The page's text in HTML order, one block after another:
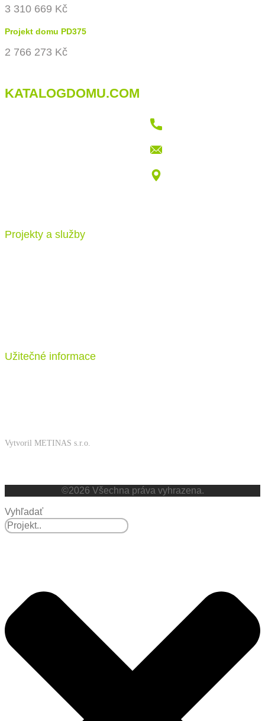
3 310 669 Kč
Projekt domu PD375
2 766 273 Kč
KATALOGDOMU.COM
Projekty a služby
Užitečné informace
Vytvoril METINAS s.r.o.
©2026 Všechna práva vyhrazena.
Vyhľadať